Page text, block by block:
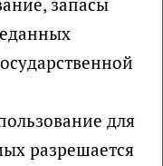
для
разрешается